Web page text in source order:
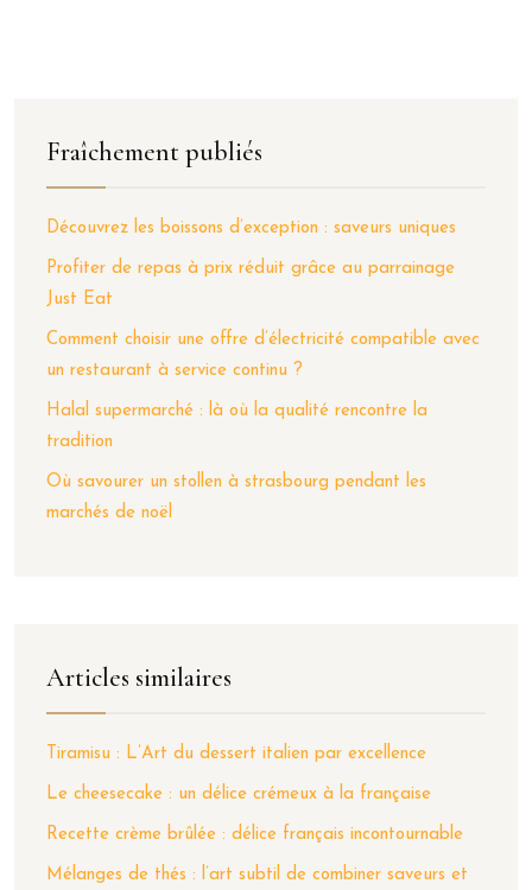
Fraîchement publiés
Découvrez les boissons d’exception : saveurs uniques
Profiter de repas à prix réduit grâce au parrainage
Just Eat
Comment choisir une offre d’électricité compatible avec
un restaurant à service continu ?
Halal supermarché : là où la qualité rencontre la
tradition
Où savourer un stollen à strasbourg pendant les
marchés de noël
Articles similaires
Tiramisu : L’Art du dessert italien par excellence
Le cheesecake : un délice crémeux à la française
Recette crème brûlée : délice français incontournable
Mélanges de thés : l’art subtil de combiner saveurs et